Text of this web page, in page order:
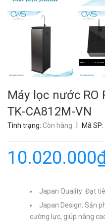
Máy lọc nước RO
TK-CA812M-VN
Tình trạng: Còn hàng Mã SP:
Japan Quality: Đạt
Japan Design: Sản
cường lực, giúp nâng